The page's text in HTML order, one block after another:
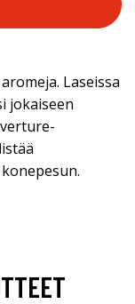
Laseissa
jokaiseen